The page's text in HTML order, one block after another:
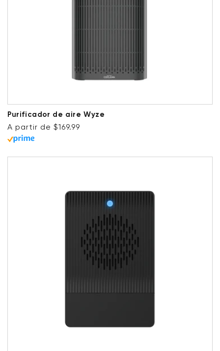
Purificador de aire Wyze
Precio habitual
A partir de $169.99